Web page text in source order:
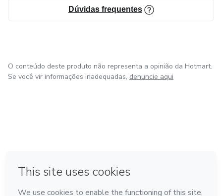
Dúvidas frequentes
O conteúdo deste produto não representa a opinião da Hotmart.
Se você vir informações inadequadas, denuncie aqui
Feito com ❤ em Madrid